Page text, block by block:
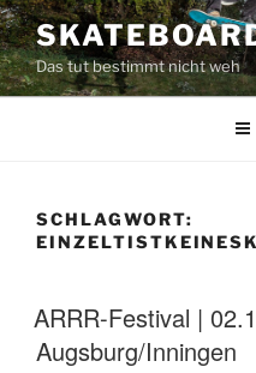
Zum
Inhalt
springenDas tut bestimmt nicht weh
SCHLAGWORT:
ARRR-Festival |
Augsburg/Inningen